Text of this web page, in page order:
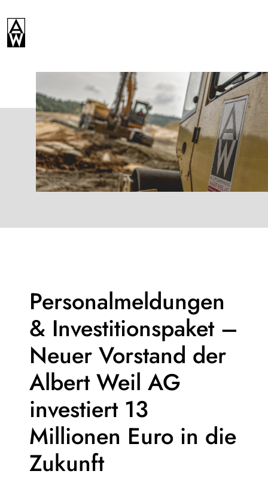
Personalmeldungen
& Investitionspaket –
Neuer Vorstand der
Albert Weil AG
investiert 13
Millionen Euro in die
Zukunft